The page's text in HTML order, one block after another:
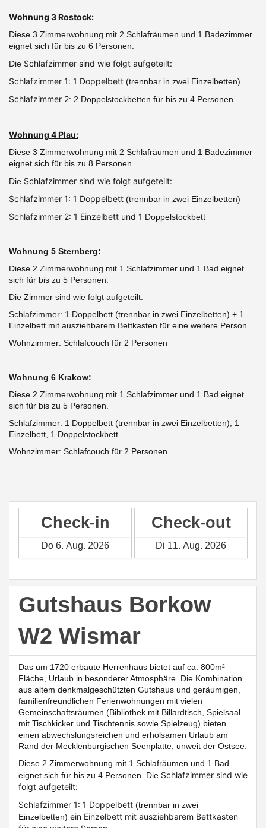
Wohnung 3 Rostock:
Diese 3 Zimmerwohnung mit 2 Schlafräumen und 1 Badezimmer
eignet sich für bis zu 6 Personen.
Die Schlafzimmer sind wie folgt aufgeteilt:
Schlafzimmer 1: 1 Doppelbett (trennbar in zwei Einzelbetten)
Schlafzimmer 2: 2 Doppelstockbetten für bis zu 4 Personen
Wohnung 4 Plau:
Diese 3 Zimmerwohnung mit 2 Schlafräumen und 1 Badezimmer
eignet sich für bis zu 8 Personen.
Die Schlafzimmer sind wie folgt aufgeteilt:
Schlafzimmer 1: 1 Doppelbett (trennbar in zwei Einzelbetten)
Schlafzimmer 2: 1 Einzelbett und 1 Doppelstockbett
Wohnung 5 Sternberg:
Diese 2 Zimmerwohnung mit 1 Schlafzimmer und 1 Bad eignet
sich für bis zu 5 Personen.
Die Zimmer sind wie folgt aufgeteilt:
Schlafzimmer: 1 Doppelbett (trennbar in zwei Einzelbetten) + 1
Einzelbett mit ausziehbarem Bettkasten für eine weitere Person.
Wohnzimmer: Schlafcouch für 2 Personen
Wohnung 6 Krakow:
Diese 2 Zimmerwohnung mit 1 Schlafzimmer und 1 Bad eignet
sich für bis zu 5 Personen.
Schlafzimmer: 1 Doppelbett (trennbar in zwei Einzelbetten), 1
Einzelbett, 1 Doppelstockbett
Wohnzimmer: Schlafcouch für 2 Personen
Check-in Check-out
Gutshaus Borkow
W2 Wismar
Das um 1720 erbaute Herrenhaus bietet auf ca. 800m²
Fläche, Urlaub in besonderer Atmosphäre. Die Kombination
aus altem denkmalgeschützten Gutshaus und geräumigen,
familienfreundlichen Ferienwohnungen mit vielen
Gemeinschaftsräumen (Bibliothek mit Billardtisch, Spielsaal
mit Tischkicker und Tischtennis sowie Spielzeug) bieten
einen abwechslungsreichen und erholsamen Urlaub am
Rand der Mecklenburgischen Seenplatte, unweit der Ostsee.
Diese 2 Zimmerwohnung mit 1 Schlafräumen und 1 Bad
eignet sich für bis zu 4 Personen. Die Schlafzimmer sind wie
folgt aufgeteilt:
Schlafzimmer 1: 1 Doppelbett (trennbar in zwei
Einzelbetten) ein Einzelbett mit ausziehbarem Bettkasten